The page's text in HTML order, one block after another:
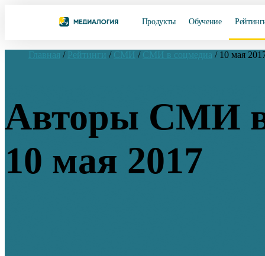
Продукты Обучение
Главная / Рейтинги / СМИ / СМИ в соцмедиа / 10 мая
Авторы СМИ в
10 мая 2017